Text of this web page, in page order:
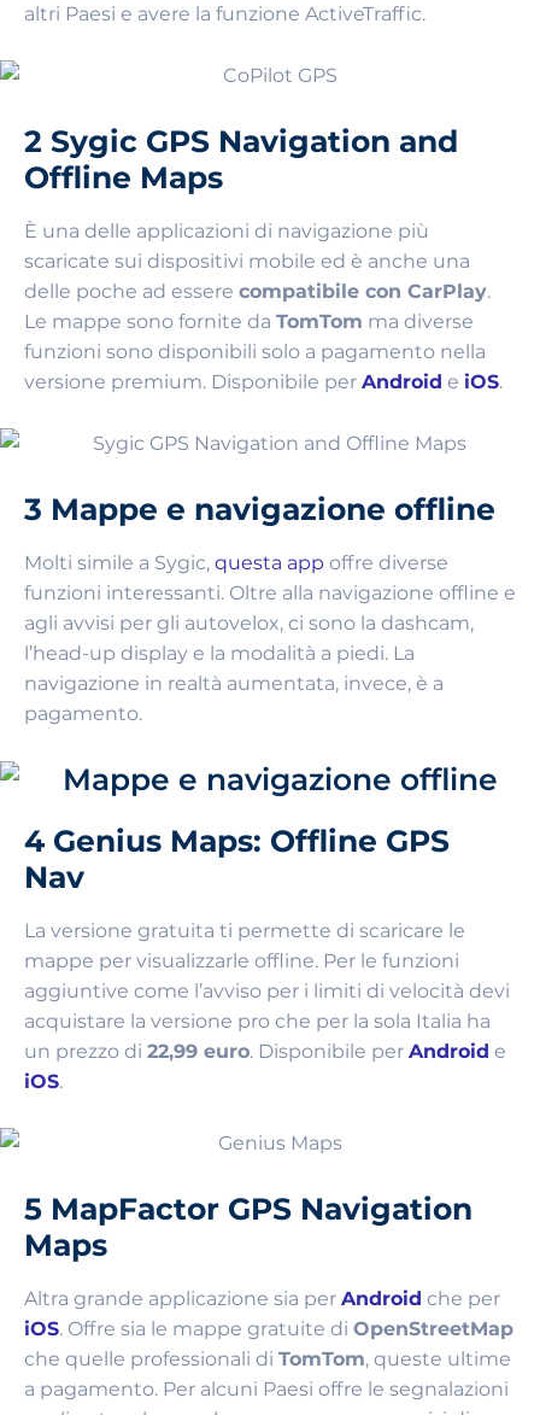
altri Paesi e avere la funzione ActiveTraffic.
2 Sygic GPS Navigation and
Offline Maps
È una delle applicazioni di navigazione più
scaricate sui dispositivi mobile ed è anche una
delle poche ad essere compatibile con CarPlay.
Le mappe sono fornite da TomTom ma diverse
funzioni sono disponibili solo a pagamento nella
versione premium. Disponibile per Android e iOS.
3 Mappe e navigazione offline
Molti simile a Sygic, questa app offre diverse
funzioni interessanti. Oltre alla navigazione offline e
agli avvisi per gli autovelox, ci sono la dashcam,
l’head-up display e la modalità a piedi. La
navigazione in realtà aumentata, invece, è a
pagamento.
4 Genius Maps: Offline GPS
Nav
La versione gratuita ti permette di scaricare le
mappe per visualizzarle offline. Per le funzioni
aggiuntive come l’avviso per i limiti di velocità devi
acquistare la versione pro che per la sola Italia ha
un prezzo di 22,99 euro. Disponibile per Android e
iOS.
5 MapFactor GPS Navigation
Maps
Altra grande applicazione sia per Android che per
iOS. Offre sia le mappe gratuite di OpenStreetMap
che quelle professionali di TomTom, queste ultime
a pagamento. Per alcuni Paesi offre le segnalazioni